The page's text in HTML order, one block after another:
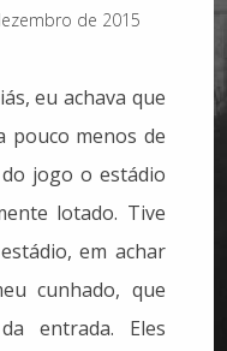
de 2015
eu achava que
pouco menos de
jogo o estádio
lotado. Tive
em achar
cunhado, que
entrada. Eles